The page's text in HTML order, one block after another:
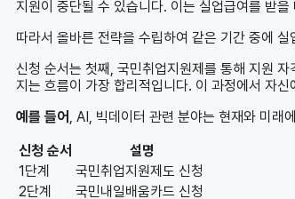
지원이 중단될 수 있습니다. 이는 실업급여를 받
따라서 올바른 전략을 수립하여 같은 기간 중에
신청 순서는 첫째, 국민취업지원제를 통해 지원
지는 흐름이 가장 합리적입니다. 이 과정에서 자
예를 들어 , AI, 빅데이터 관련 분야는 현재와 미래
신청 순서
설명
1단계
국민취업지원제도 신청
2단계
국민내일배움카드 신청